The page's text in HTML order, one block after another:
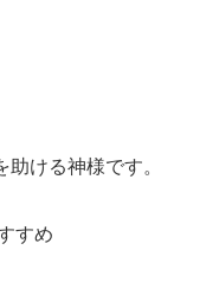
ける神様です。
すめ